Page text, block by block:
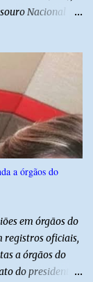
Nacional
para R$
voltou a
entre o
de 2026, a
mostram que o
durante a atual
a dívida foi
exercício
a órgãos do
em órgãos do
registros oficiais,
a órgãos do
do presidente